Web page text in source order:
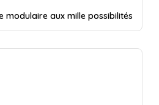
modulaire aux mille possibilités